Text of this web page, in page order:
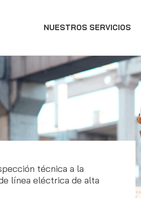
NUESTROS SERVICIOS
técnica a la
línea eléctrica de alta